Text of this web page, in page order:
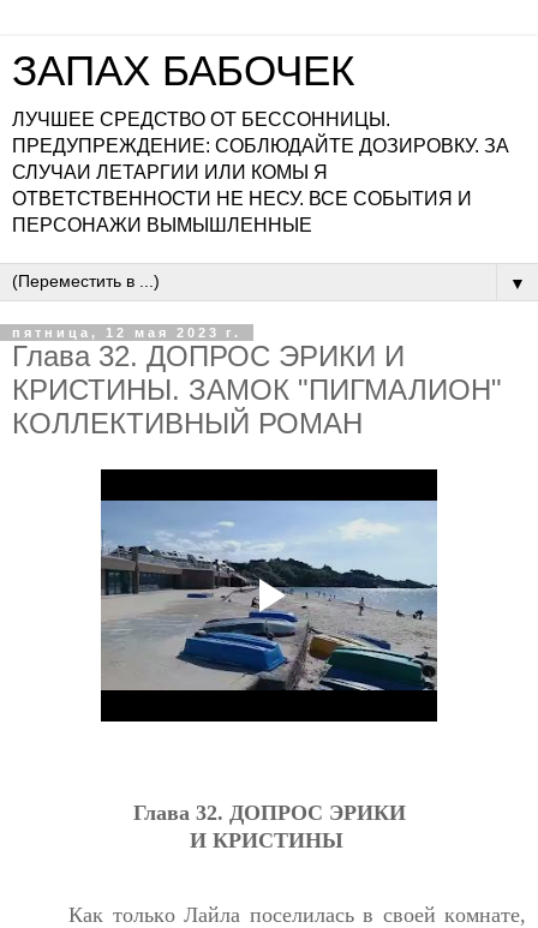
ЗАПАХ БАБОЧЕК
ЛУЧШЕЕ СРЕДСТВО ОТ БЕССОННИЦЫ.
ПРЕДУПРЕЖДЕНИЕ: СОБЛЮДАЙТЕ ДОЗИРОВКУ. ЗА
СЛУЧАИ ЛЕТАРГИИ ИЛИ КОМЫ Я
ОТВЕТСТВЕННОСТИ НЕ НЕСУ. ВСЕ СОБЫТИЯ И
ПЕРСОНАЖИ ВЫМЫШЛЕННЫЕ
▼
пятница, 12 мая 2023 г.
Глава 32. ДОПРОС ЭРИКИ И
КРИСТИНЫ. ЗАМОК "ПИГМАЛИОН"
КОЛЛЕКТИВНЫЙ РОМАН
Глава 32. ДОПРОС ЭРИКИ
И КРИСТИНЫ
Как только Лайла поселилась в своей комнате,